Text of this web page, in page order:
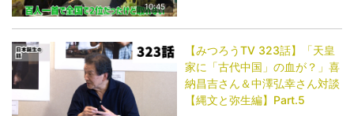
10:45
【みつろうTV 323話】「天皇
家に「古代中国」の血が？」喜
納昌吉さん＆中澤弘幸さん対談
【縄文と弥生編】Part.5